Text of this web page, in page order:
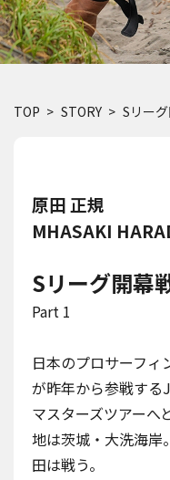
TOP STORY Sリー
原田 正規
MHASAKI
Sリーグ開幕
Part 1
日本のプロサーフィ
が昨年から参戦する
マスターズツアーへ
地は茨城・大洗海岸
田は戦う。